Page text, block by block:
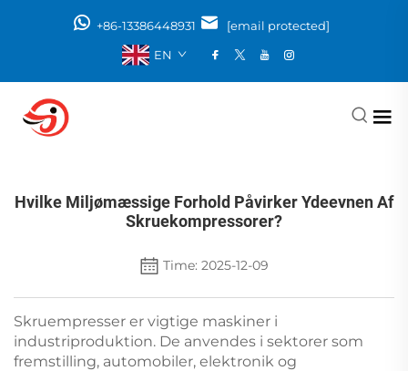
+86-13386448931
[email protected]
EN
Hvilke Miljømæssige Forhold Påvirker Ydeevnen Af
Skruekompressorer?
Time: 2025-12-09
Skruempresser er vigtige maskiner i
industriproduktion. De anvendes i sektorer som
fremstilling, automobiler, elektronik og